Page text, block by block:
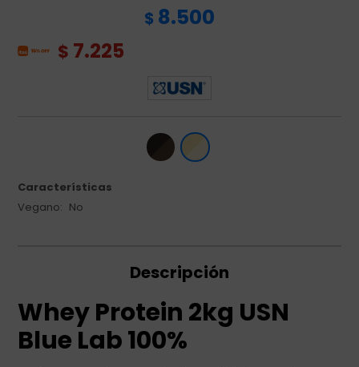
$ 8.500
$ 7.225
Características
Vegano
No
Descripción
Whey Protein 2kg USN
Blue Lab 100%